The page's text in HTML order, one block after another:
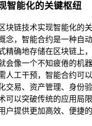
智能化的关键枢纽
块链技术实现智能化的
念，智能合约是一种自
精确地存储在区块链上
会像一个不知疲倦的机
人工干预，智能合约可
交易、资产管理、身份
可以突破传统的应用局
户提供更加高效、便捷的